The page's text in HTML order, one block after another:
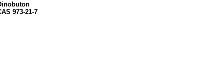
973-21-7